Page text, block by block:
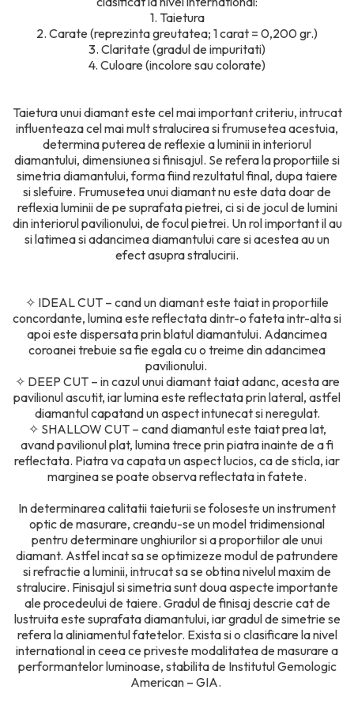
1. Taietura
2. Carate (reprezinta greutatea; 1 carat = 0,200 gr.)
3. Claritate (gradul de impuritati)
4. Culoare (incolore sau colorate)
Taietura unui diamant este cel mai important criteriu, intrucat
influenteaza cel mai mult stralucirea si frumusetea acestuia,
determina puterea de reflexie a luminii in interiorul
diamantului, dimensiunea si finisajul. Se refera la proportiile si
simetria diamantului, forma fiind rezultatul final, dupa taiere
si slefuire. Frumusetea unui diamant nu este data doar de
reflexia luminii de pe suprafata pietrei, ci si de jocul de lumini
din interiorul pavilionului, de focul pietrei. Un rol important il au
si latimea si adancimea diamantului care si acestea au un
efect asupra stralucirii.
✧ IDEAL CUT – cand un diamant este taiat in proportiile
concordante, lumina este reflectata dintr-o fateta intr-alta si
apoi este dispersata prin blatul diamantului. Adancimea
coroanei trebuie sa fie egala cu o treime din adancimea
pavilionului.
✧ DEEP CUT – in cazul unui diamant taiat adanc, acesta are
pavilionul ascutit, iar lumina este reflectata prin lateral, astfel
diamantul capatand un aspect intunecat si neregulat.
✧ SHALLOW CUT – cand diamantul este taiat prea lat,
avand pavilionul plat, lumina trece prin piatra inainte de a fi
reflectata. Piatra va capata un aspect lucios, ca de sticla, iar
marginea se poate observa reflectata in fatete.
In determinarea calitatii taieturii se foloseste un instrument
optic de masurare, creandu-se un model tridimensional
pentru determinare unghiurilor si a proportiilor ale unui
diamant. Astfel incat sa se optimizeze modul de patrundere
si refractie a luminii, intrucat sa se obtina nivelul maxim de
stralucire. Finisajul si simetria sunt doua aspecte importante
ale procedeului de taiere. Gradul de finisaj descrie cat de
lustruita este suprafata diamantului, iar gradul de simetrie se
refera la aliniamentul fatetelor. Exista si o clasificare la nivel
international in ceea ce priveste modalitatea de masurare a
performantelor luminoase, stabilita de Institutul Gemologic
American – GIA.